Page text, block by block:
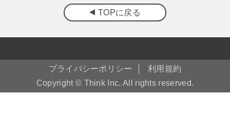
TOPに戻る
プライバシーポリシー
利用規約
Copyright © Think Inc. All rights reserved.